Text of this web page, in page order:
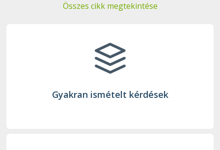
Összes cikk megtekintése
Gyakran ismételt kérdések